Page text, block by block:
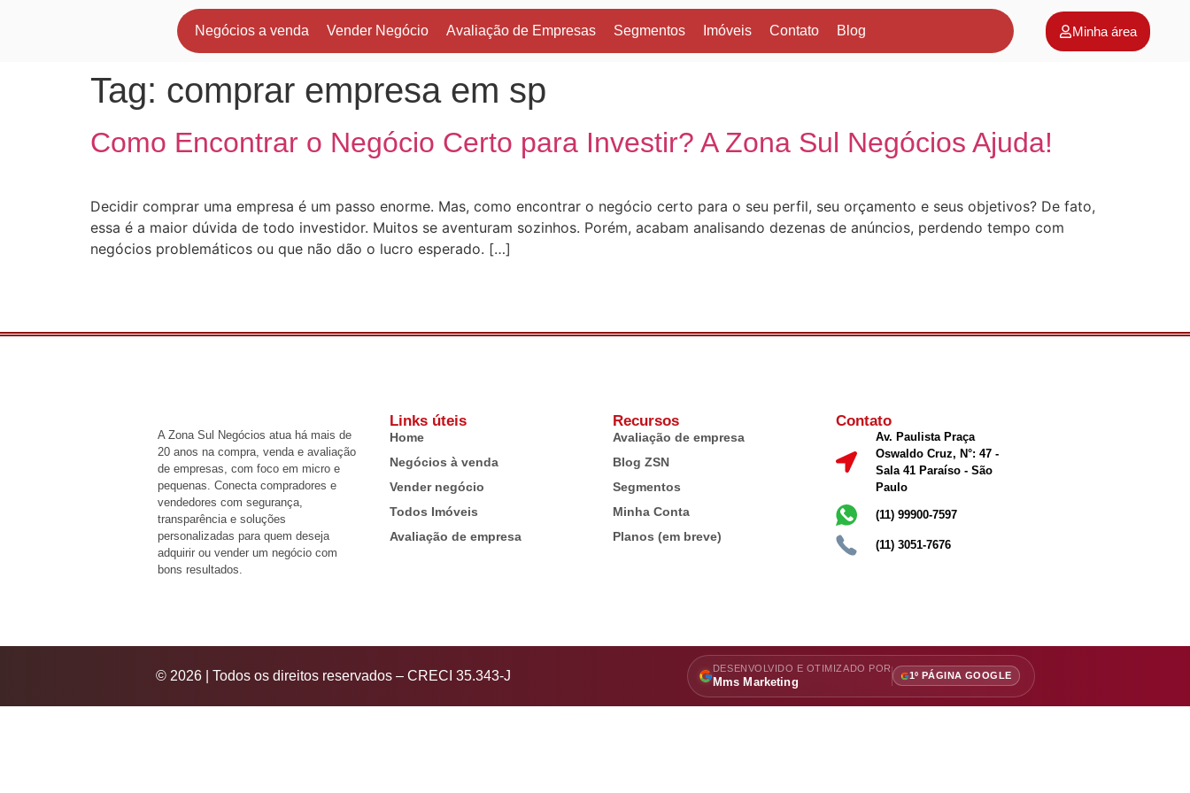
Negócios a venda Vender Negócio Avaliação de Empresas Segmentos Imóveis Contato Blog Minha área
Tag: comprar empresa em sp
Como Encontrar o Negócio Certo para Investir? A Zona Sul Negócios Ajuda!
Decidir comprar uma empresa é um passo enorme. Mas, como encontrar o negócio certo para o seu perfil, seu orçamento e seus objetivos? De fato,
essa é a maior dúvida de todo investidor. Muitos se aventuram sozinhos. Porém, acabam analisando dezenas de anúncios, perdendo tempo com
negócios problemáticos ou que não dão o lucro esperado. […]
A Zona Sul Negócios atua há mais de
20 anos na compra, venda e avaliação
de empresas, com foco em micro e
pequenas. Conecta compradores e
vendedores com segurança,
transparência e soluções
personalizadas para quem deseja
adquirir ou vender um negócio com
bons resultados.
Links úteis
Home
Negócios à venda
Vender negócio
Todos Imóveis
Avaliação de empresa
Recursos
Avaliação de empresa
Blog ZSN
Segmentos
Minha Conta
Planos (em breve)
Contato
Av. Paulista Praça
Oswaldo Cruz, N°: 47 -
Sala 41 Paraíso - São
Paulo
(11) 99900-7597
(11) 3051-7676
© 2026 | Todos os direitos reservados – CRECI 35.343-J DESENVOLVIDO E OTIMIZADO POR
Mms Marketing 1º PÁGINA GOOGLE